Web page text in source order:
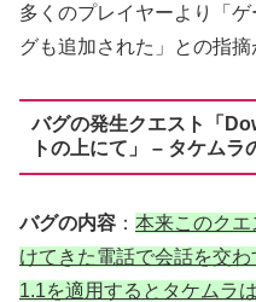
多くのプレイヤーより「
グも追加された」との指摘
バグの発生クエスト「
トの上にて」 – タケムラ
バグの内容 ： 本来このク
けてきた電話で会話を交
1.1を適用するとタケムラ